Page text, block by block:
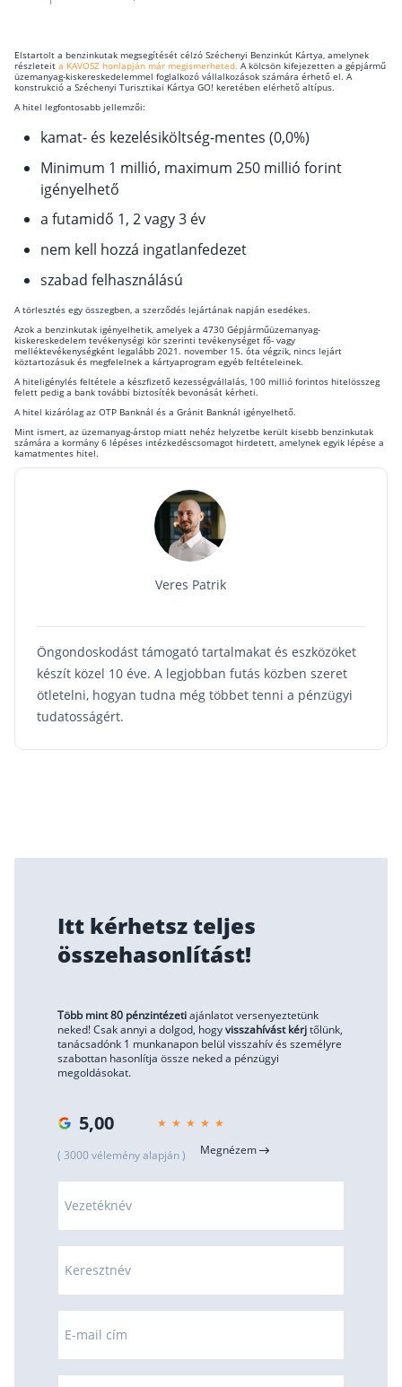
Önkéntes Nyugdíjpénztárak hozamai
Nyugdíjbiztosítás
Nyugdíjbiztosítás vagy NYESZ? Melyik a jobb?
Melyik a legolcsóbb nyugdíjbiztosítás?
Nyugdíjbiztosítás adókedvezmény és adójóváírás
KATA Nyugdíj: így használd ki az
Nyugdíjbiztosítás kalkulátor
Nyugdíjbiztosítás költségek
Életbiztosítások
Csoportos életbiztosítás
Euróalapú megtakarításos életbiztosítás
Megtakarítással kombinált életbiztosítás
Vegyes életbiztosítás
Befektetési egységekhez kötött életbiztosítás
Egészségbiztosítás
Egészségbiztosítás cégeknek
Magán egészségbiztosítás 💊
Egészségpénztár – Spórolj évi akár 150 ezer
Részvény vásárlás
Befektetési alapok
ETF
Gyermek megtakarítás
Hitel
Babaváró hitel
Vagyonbiztosítások
Elstartolt a benzinkutak megsegítését célzó Széchenyi Benzinkút Kártya, amelynek
részleteit a KAVOSZ honlapján már megismerheted. A kölcsön kifejezetten a gépjármű
üzemanyag-kiskereskedelemmel foglalkozó vállalkozások számára érhető el. A
konstrukció a Széchenyi Turisztikai Kártya GO! keretében elérhető altípus.
A hitel legfontosabb jellemzői:
kamat- és kezelésiköltség-mentes (0,0%)
Minimum 1 millió, maximum 250 millió forint
igényelhető
a futamidő 1, 2 vagy 3 év
nem kell hozzá ingatlanfedezet
szabad felhasználású
A törlesztés egy összegben, a szerződés lejártának napján esedékes.
Azok a benzinkutak igényelhetik, amelyek a 4730 Gépjárműüzemanyag-
kiskereskedelem tevékenységi kör szerinti tevékenységet fő- vagy
melléktevékenységként legalább 2021. november 15. óta végzik, nincs lejárt
köztartozásuk és megfelelnek a kártyaprogram egyéb feltételeinek.
A hiteligénylés feltétele a készfizető kezességvállalás, 100 millió forintos hitelösszeg
felett pedig a bank további biztosíték bevonását kérheti.
A hitel kizárólag az OTP Banknál és a Gránit Banknál igényelhető.
Mint ismert, az üzemanyag-árstop miatt nehéz helyzetbe került kisebb benzinkutak
számára a kormány 6 lépéses intézkedéscsomagot hirdetett, amelynek egyik lépése a
kamatmentes hitel.
Veres Patrik
Öngondoskodást támogató tartalmakat és eszközöket
készít közel 10 éve. A legjobban futás közben szeret
ötletelni, hogyan tudna még többet tenni a pénzügyi
tudatosságért.
Itt kérhetsz teljes
összehasonlítást!
Több mint 80 pénzintézetiajánlatot versenyeztetünk
neked! Csak annyi a dolgod, hogyvisszahívást kérjtőlünk,
tanácsadónk 1 munkanapon belül visszahív és személyre
szabottan hasonlítja össze neked a pénzügyi
megoldásokat.
5,00
( 3000 vélemény alapján ) Megnézem
Vezetéknév
Keresztnév
E-mail cím